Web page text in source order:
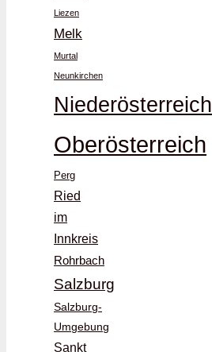
Liezen
Melk
Murtal
Neunkirchen
Niederösterreich
Oberösterreich
Perg
Ried
im
Innkreis
Rohrbach
Salzburg
Salzburg-
Umgebung
Sankt